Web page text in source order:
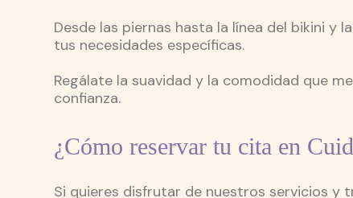
Desde las piernas hasta la línea del bikini y
tus necesidades específicas.
Regálate la suavidad y la comodidad que
confianza.
¿Cómo reservar tu cita en
Si quieres disfrutar de nuestros servicios y